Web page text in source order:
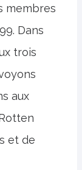
membres
Dans
trois
aux
et de